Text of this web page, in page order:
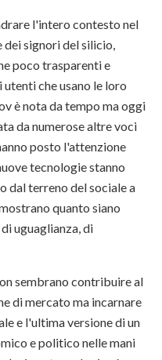
l'intero contesto nel
dei signori del silicio,
poco trasparenti e
che usano le loro
è nota da tempo ma oggi
da numerose altre voci
posto l'attenzione
tecnologie stanno
dal terreno del sociale a
quanto siano
uguaglianza, di
sembrano contribuire al
di mercato ma incarnare
e l'ultima versione di un
e politico nelle mani